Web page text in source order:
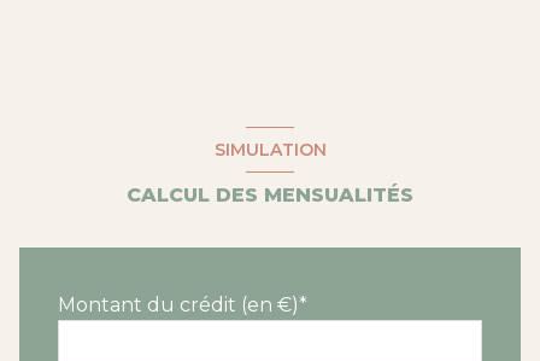
SIMULATION
CALCUL DES MENSUALITÉS
Montant du crédit (en €)*